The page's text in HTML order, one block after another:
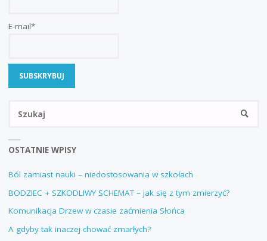
E-mail*
OSTATNIE WPISY
Ból zamiast nauki – niedostosowania w szkołach
BODZIEC + SZKODLIWY SCHEMAT – jak się z tym zmierzyć?
Komunikacja Drzew w czasie zaćmienia Słońca
A gdyby tak inaczej chować zmarłych?